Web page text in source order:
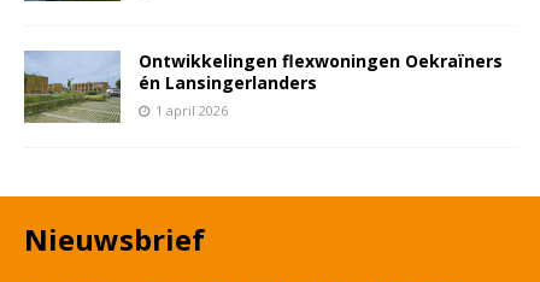
Ontwikkelingen flexwoningen Oekraïners
én Lansingerlanders
1 april 2026
Nieuwsbrief